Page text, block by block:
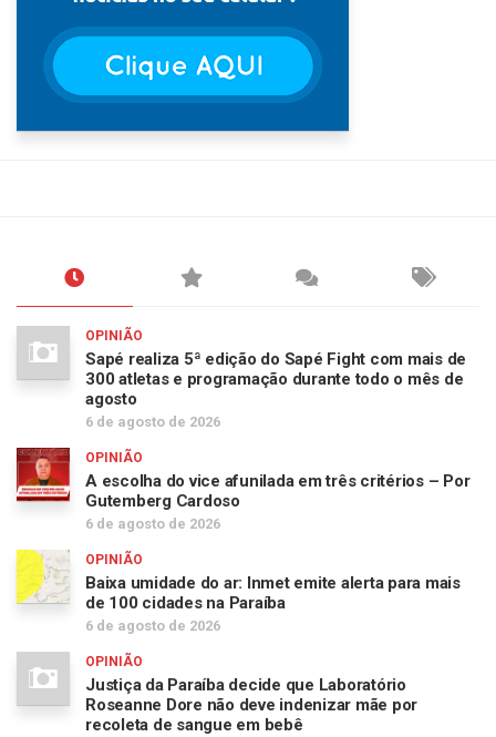
OPINIÃO
Sapé realiza 5ª edição do Sapé Fight com mais de
300 atletas e programação durante todo o mês de
agosto
6 de agosto de 2026
OPINIÃO
A escolha do vice afunilada em três critérios – Por
Gutemberg Cardoso
6 de agosto de 2026
OPINIÃO
Baixa umidade do ar: Inmet emite alerta para mais
de 100 cidades na Paraíba
6 de agosto de 2026
OPINIÃO
Justiça da Paraíba decide que Laboratório
Roseanne Dore não deve indenizar mãe por
recoleta de sangue em bebê